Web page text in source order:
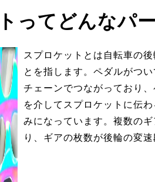
ってどんなパ
スプロケットとは自転車の
とを指します。ペダルがつ
チェーンでつながっており
を介してスプロケットに伝
みになっています。複数の
り、ギアの枚数が後輪の変速